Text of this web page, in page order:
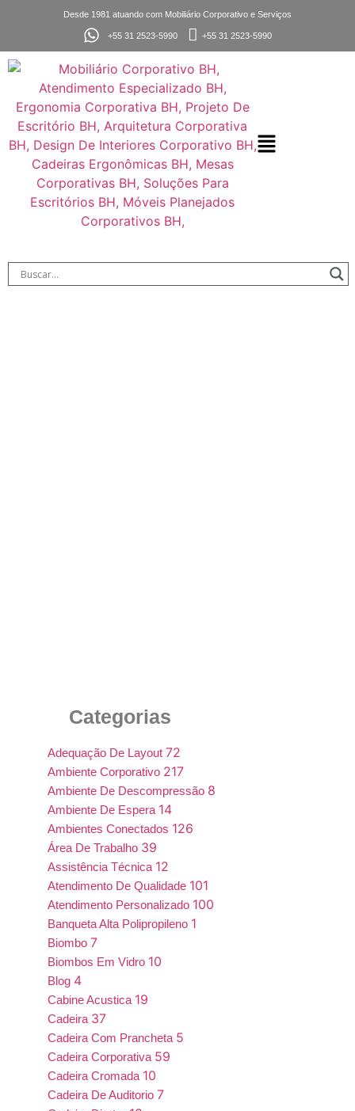
Desde 1981 atuando com Mobiliário Corporativo e Serviços
+55 31 2523-5990 +55 31 2523-5990
Categorias
Adequação De Layout 72
Ambiente Corporativo 217
Ambiente De Descompressão 8
Ambiente De Espera 14
Ambientes Conectados 126
Área De Trabalho 39
Assistência Técnica 12
Atendimento De Qualidade 101
Atendimento Personalizado 100
Banqueta Alta Polipropileno 1
Biombo 7
Biombos Em Vidro 10
Blog 4
Cabine Acustica 19
Cadeira 37
Cadeira Com Prancheta 5
Cadeira Corporativa 59
Cadeira Cromada 10
Cadeira De Auditorio 7